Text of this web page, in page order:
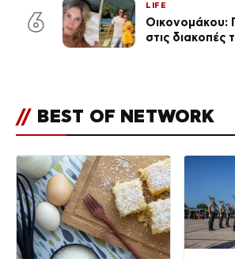
πλήθος
κενών»
6
LIFE
Οικονομάκου:
στις διακοπές
// BEST OF NETWORK